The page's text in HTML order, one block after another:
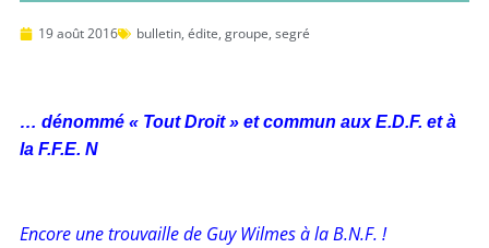
19 août 2016 bulletin, édite, groupe, segré
… dénommé « Tout Droit » et commun aux E.D.F. et à
la F.F.E. N
Encore une trouvaille de Guy Wilmes à la B.N.F. !